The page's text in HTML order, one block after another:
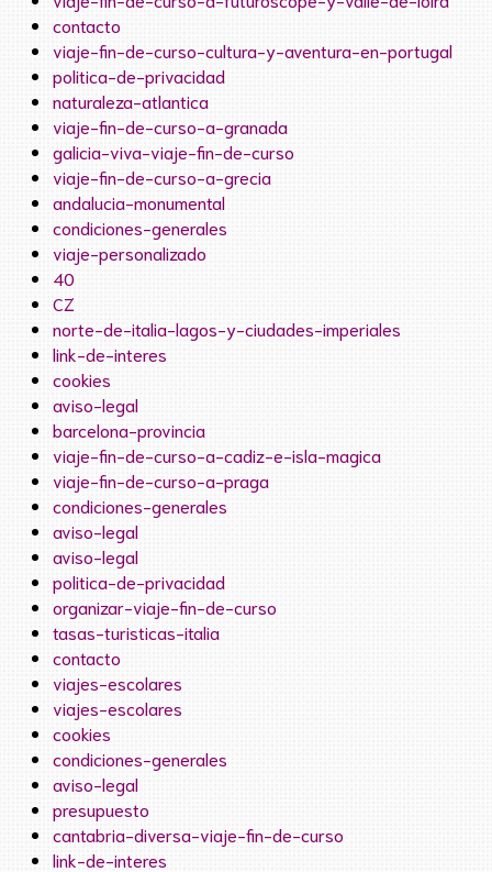
contacto
viaje-fin-de-curso-cultura-y-aventura-en-portugal
politica-de-privacidad
naturaleza-atlantica
viaje-fin-de-curso-a-granada
galicia-viva-viaje-fin-de-curso
viaje-fin-de-curso-a-grecia
andalucia-monumental
condiciones-generales
viaje-personalizado
40
CZ
norte-de-italia-lagos-y-ciudades-imperiales
link-de-interes
cookies
aviso-legal
barcelona-provincia
viaje-fin-de-curso-a-cadiz-e-isla-magica
viaje-fin-de-curso-a-praga
condiciones-generales
aviso-legal
aviso-legal
politica-de-privacidad
organizar-viaje-fin-de-curso
tasas-turisticas-italia
contacto
viajes-escolares
viajes-escolares
cookies
condiciones-generales
aviso-legal
presupuesto
cantabria-diversa-viaje-fin-de-curso
link-de-interes